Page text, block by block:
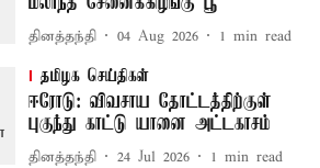
தினத்தந்தி 04 Aug 2026 1 min read
தமிழக செய்திகள்
ஈரோடு: விவசாய தோட்டத்திற்குள்
புகுந்து காட்டு யானை அட்டகாசம்
தினத்தந்தி 24 Jul 2026 1 min read